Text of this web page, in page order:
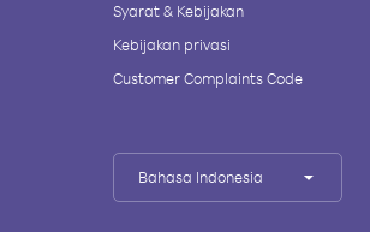
Syarat & Kebijakan
Kebijakan privasi
Customer Complaints Code
Bahasa Indonesia